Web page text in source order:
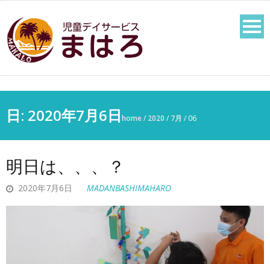
日: 2020年7月6日home/ 2020 / 7月 / 06
明日は、、、？
2020年7月6日 MADANBASHIMAHARO